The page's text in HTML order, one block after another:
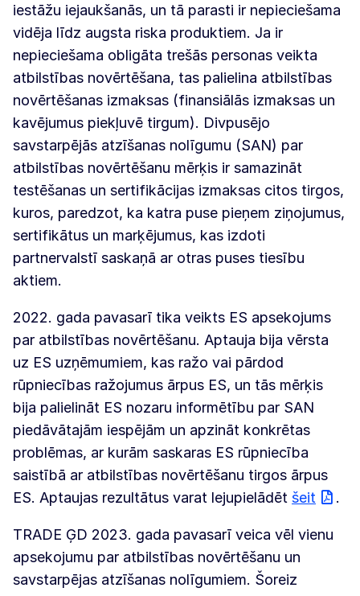
iestāžu iejaukšanās, un tā parasti ir nepieciešama
vidēja līdz augsta riska produktiem. Ja ir
nepieciešama obligāta trešās personas veikta
atbilstības novērtēšana, tas palielina atbilstības
novērtēšanas izmaksas (finansiālās izmaksas un
kavējumus piekļuvē tirgum). Divpusējo
savstarpējās atzīšanas nolīgumu (SAN) par
atbilstības novērtēšanu mērķis ir samazināt
testēšanas un sertifikācijas izmaksas citos tirgos,
kuros, paredzot, ka katra puse pieņem ziņojumus,
sertifikātus un marķējumus, kas izdoti
partnervalstī saskaņā ar otras puses tiesību
aktiem.
2022. gada pavasarī tika veikts ES apsekojums
par atbilstības novērtēšanu. Aptauja bija vērsta
uz ES uzņēmumiem, kas ražo vai pārdod
rūpniecības ražojumus ārpus ES, un tās mērķis
bija palielināt ES nozaru informētību par SAN
piedāvātajām iespējām un apzināt konkrētas
problēmas, ar kurām saskaras ES rūpniecība
saistībā ar atbilstības novērtēšanu tirgos ārpus
ES. Aptaujas rezultātus varat lejupielādēt šeit .
TRADE ĢD 2023. gada pavasarī veica vēl vienu
apsekojumu par atbilstības novērtēšanu un
savstarpējas atzīšanas nolīgumiem. Šoreiz